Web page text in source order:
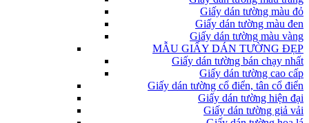
Giấy dán tường màu đỏ
Giấy dán tường màu đen
Giấy dán tường màu vàng
MẪU GIẤY DÁN TƯỜNG ĐẸP
Giấy dán tường bán chạy nhất
Giấy dán tường cao cấp
Giấy dán tường cổ điển, tân cổ điển
Giấy dán tường hiện đại
Giấy dán tường giả vải